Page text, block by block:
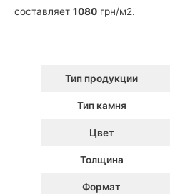
составляет 1080 грн/м2.
Тип продукции
Тип камня
Цвет
Толщина
Формат